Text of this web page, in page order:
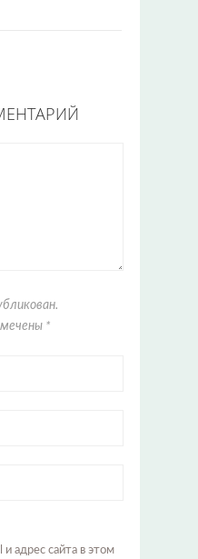
*
адрес сайта в этом